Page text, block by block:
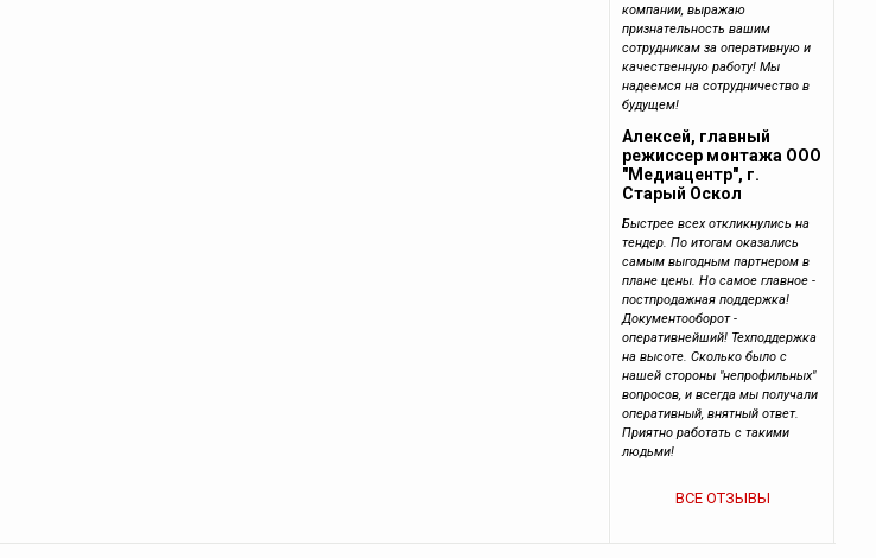
компании, выражаю
признательность вашим
сотрудникам за оперативную и
качественную работу! Мы
надеемся на сотрудничество в
будущем!
Алексей, главный
режиссер монтажа ООО
"Медиацентр", г.
Старый Оскол
Быстрее всех откликнулись на
тендер. По итогам оказались
самым выгодным партнером в
плане цены. Но самое главное -
постпродажная поддержка!
Документооборот -
оперативнейший! Техподдержка
на высоте. Сколько было с
нашей стороны "непрофильных"
вопросов, и всегда мы получали
оперативный, внятный ответ.
Приятно работать с такими
людьми!
ВСЕ ОТЗЫВЫ